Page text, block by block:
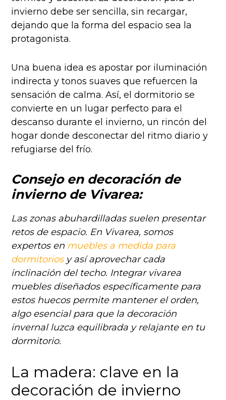
invierno debe ser sencilla, sin recargar,
dejando que la forma del espacio sea la
protagonista.
Una buena idea es apostar por iluminación
indirecta y tonos suaves que refuercen la
sensación de calma. Así, el dormitorio se
convierte en un lugar perfecto para el
descanso durante el invierno, un rincón del
hogar donde desconectar del ritmo diario y
refugiarse del frío.
Consejo en decoración de
invierno de Vivarea:
Las zonas abuhardilladas suelen presentar
retos de espacio. En Vivarea, somos
expertos en muebles a medida para
dormitoriosy así aprovechar cada
inclinación del techo. Integrar vivarea
muebles diseñados específicamente para
estos huecos permite mantener el orden,
algo esencial para que la decoración
invernal luzca equilibrada y relajante en tu
dormitorio.
La madera: clave en la
decoración de invierno